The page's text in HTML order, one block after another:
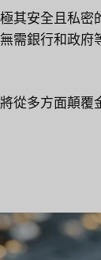
其安全且私密
銀行和政府
從多方面顛覆